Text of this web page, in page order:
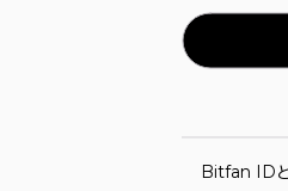
Bitfan ID